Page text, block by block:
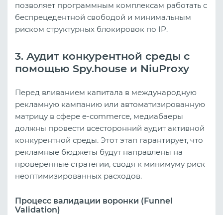
позволяет программным комплексам работать с
беспрецедентной свободой и минимальным
риском структурных блокировок по IP.
3. Аудит конкурентной среды с
помощью Spy.house и NiuProxy
Перед вливанием капитала в международную
рекламную кампанию или автоматизированную
матрицу в сфере e-commerce, медиабаеры
должны провести всесторонний аудит активной
конкурентной среды. Этот этап гарантирует, что
рекламные бюджеты будут направлены на
проверенные стратегии, сводя к минимуму риск
неоптимизированных расходов.
Процесс валидации воронки (Funnel
Validation)